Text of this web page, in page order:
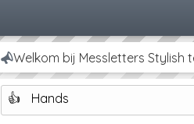
Mooie lettertypen, stijlvolle
👍
Hands